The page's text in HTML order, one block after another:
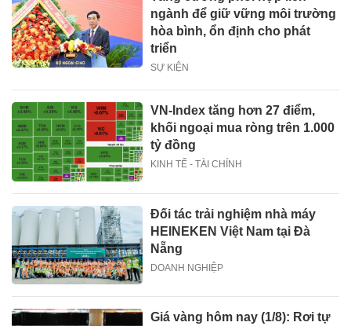
ngành để giữ vững môi trường
hòa bình, ổn định cho phát
triển
SỰ KIỆN
VN-Index tăng hơn 27 điểm,
khối ngoại mua ròng trên 1.000
tỷ đồng
KINH TẾ - TÀI CHÍNH
Đối tác trải nghiệm nhà máy
HEINEKEN Việt Nam tại Đà
Nẵng
DOANH NGHIỆP
Giá vàng hôm nay (1/8): Rơi tự